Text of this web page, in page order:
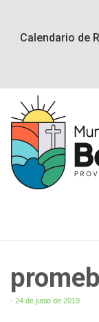
Calendario de
- 24 de junio de 2019